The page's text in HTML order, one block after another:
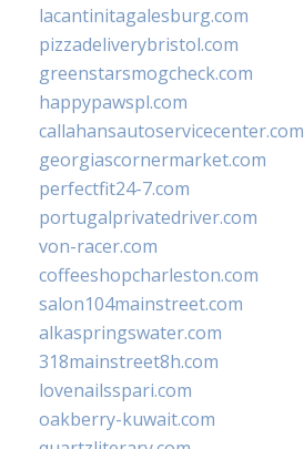
lacantinitagalesburg.com
pizzadeliverybristol.com
greenstarsmogcheck.com
happypawspl.com
callahansautoservicecenter.com
georgiascornermarket.com
perfectfit24-7.com
portugalprivatedriver.com
von-racer.com
coffeeshopcharleston.com
salon104mainstreet.com
alkaspringswater.com
318mainstreet8h.com
lovenailsspari.com
oakberry-kuwait.com